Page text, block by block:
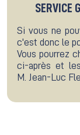
SERVICE
Si vous ne
c'est donc le
Vous pourrez
ci-après et
M. Jean-Luc